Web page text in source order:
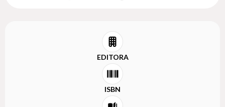
EDITORA
ISBN